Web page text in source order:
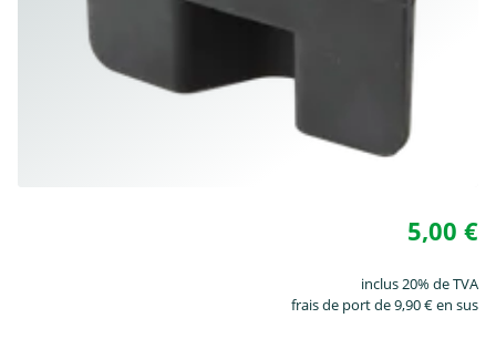
5,00 €
inclus 20% de TVA
frais de port de 9,90 € en sus